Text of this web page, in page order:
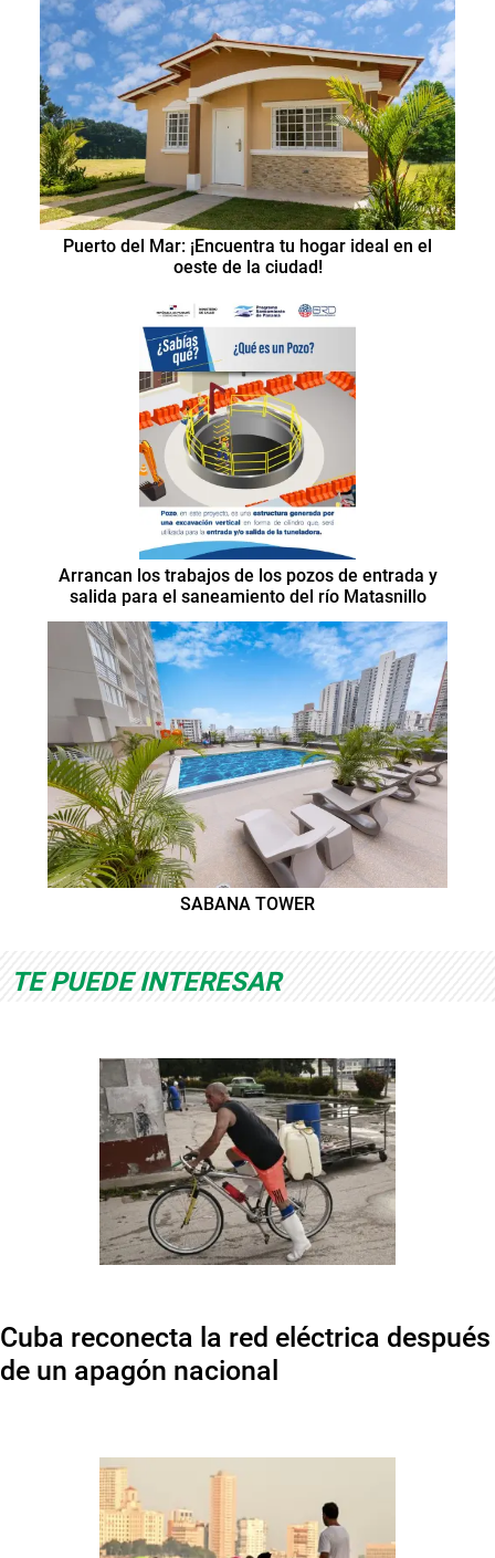
Puerto del Mar: ¡Encuentra tu hogar ideal en el
oeste de la ciudad!
Arrancan los trabajos de los pozos de entrada y
salida para el saneamiento del río Matasnillo
SABANA TOWER
TE PUEDE INTERESAR
Cuba reconecta la red eléctrica después
de un apagón nacional